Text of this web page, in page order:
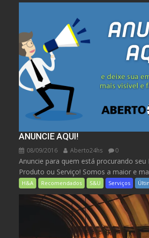
ANUNCIE AQUI!
08/09/2016 Aberto24hs 0
Anuncie para quem está procurando seu
Produto ou Serviço! Somos a maior e
H&A Recomendados S&U Serviços